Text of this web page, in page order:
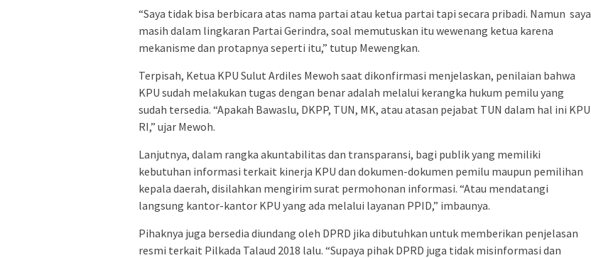
“Saya tidak bisa berbicara atas nama partai atau ketua partai tapi secara pribadi. Namun saya
masih dalam lingkaran Partai Gerindra, soal memutuskan itu wewenang ketua karena
mekanisme dan protapnya seperti itu,” tutup Mewengkan.
Terpisah, Ketua KPU Sulut Ardiles Mewoh saat dikonfirmasi menjelaskan, penilaian bahwa
KPU sudah melakukan tugas dengan benar adalah melalui kerangka hukum pemilu yang
sudah tersedia. “Apakah Bawaslu, DKPP, TUN, MK, atau atasan pejabat TUN dalam hal ini KPU
RI,” ujar Mewoh.
Lanjutnya, dalam rangka akuntabilitas dan transparansi, bagi publik yang memiliki
kebutuhan informasi terkait kinerja KPU dan dokumen-dokumen pemilu maupun pemilihan
kepala daerah, disilahkan mengirim surat permohonan informasi. “Atau mendatangi
langsung kantor-kantor KPU yang ada melalui layanan PPID,” imbaunya.
Pihaknya juga bersedia diundang oleh DPRD jika dibutuhkan untuk memberikan penjelasan
resmi terkait Pilkada Talaud 2018 lalu. “Supaya pihak DPRD juga tidak misinformasi dan